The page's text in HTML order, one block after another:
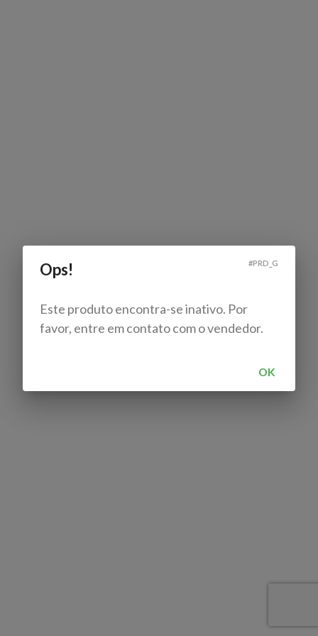
Ops! #PRD_G
Este produto encontra-se inativo. Por
favor, entre em contato com o vendedor.
OK